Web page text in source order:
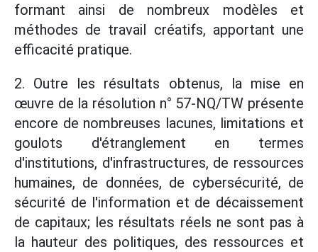
formant ainsi de nombreux modèles et
méthodes de travail créatifs, apportant une
efficacité pratique.
2. Outre les résultats obtenus, la mise en
œuvre de la résolution n° 57-NQ/TW présente
encore de nombreuses lacunes, limitations et
goulots d'étranglement en termes
d'institutions, d'infrastructures, de ressources
humaines, de données, de cybersécurité, de
sécurité de l'information et de décaissement
de capitaux; les résultats réels ne sont pas à
la hauteur des politiques, des ressources et